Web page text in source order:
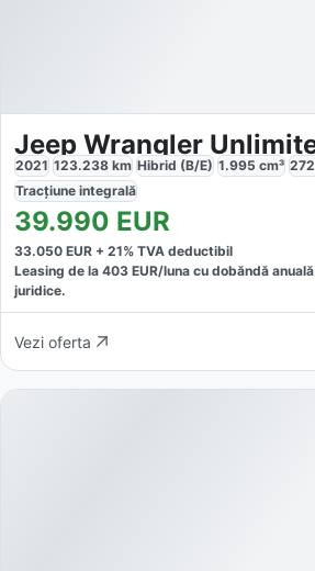
2021 123.238 km Hibrid (B/E) 1.995 cm³ 272
Tracțiune integrală
39.990 EUR
33.050 EUR + 21% TVA deductibil
Leasing de la 403 EUR/luna cu dobăndă anuală
juridice.
Vezi oferta